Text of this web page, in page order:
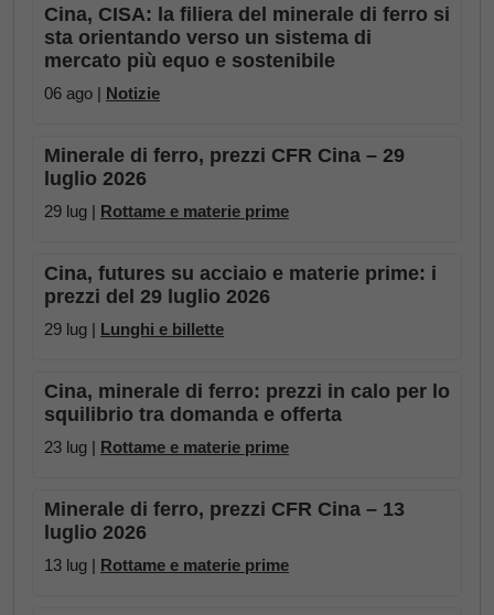
Cina, CISA: la filiera del minerale di ferro si
sta orientando verso un sistema di
mercato più equo e sostenibile
06 ago | Notizie
Minerale di ferro, prezzi CFR Cina – 29
luglio 2026
29 lug | Rottame e materie prime
Cina, futures su acciaio e materie prime: i
prezzi del 29 luglio 2026
29 lug | Lunghi e billette
Cina, minerale di ferro: prezzi in calo per lo
squilibrio tra domanda e offerta
23 lug | Rottame e materie prime
Minerale di ferro, prezzi CFR Cina – 13
luglio 2026
13 lug | Rottame e materie prime